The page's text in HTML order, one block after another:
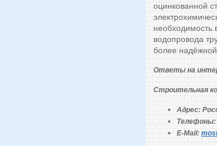
оцинкованной
необходимость
водопровода
более
Ответы на
Строительная
Адрес:
Телефоны:
E-Mail: